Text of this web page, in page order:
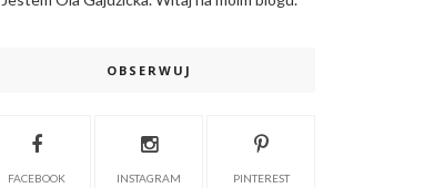
OBSERWUJ
FACEBOOK INSTAGRAM PINTEREST